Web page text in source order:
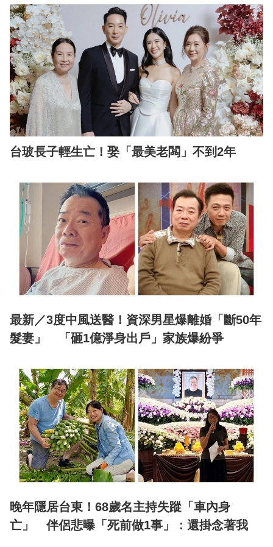
台玻長子輕生亡！娶「最美老闆」不到2年
最新／3度中風送醫！資深男星爆離婚「斷50年
髮妻」 「砸1億淨身出戶」家族爆紛爭
晚年隱居台東！68歲名主持失蹤「車內身
亡」 伴侶悲曝「死前做1事」：還掛念著我